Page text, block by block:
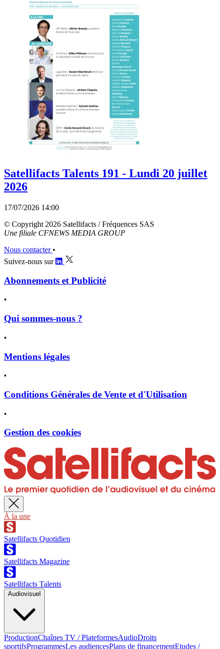
Satellifacts Talents 191 - Lundi 20 juillet
2026
17/07/2026 14:00
© Copyright 2026 Satellifacts / Fréquences SAS
Une filiale CFNEWS MEDIA GROUP
Nous contacter •
Suivez-nous sur
Abonnements et Publicité
•
Qui sommes-nous ?
•
Mentions légales
•
Conditions Générales de Vente et d'Utilisation
•
Gestion des cookies
À la une
Satellifacts Quotidien
Satellifacts Magazine
Satellifacts Talents
Audiovisuel
ProductionChaînes TV / PlateformesAudioDroits
sportifsProgrammesLes audiencesPlans de financementEtudes /